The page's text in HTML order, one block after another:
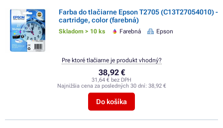
Farba do tlačiarne Epson T2705 (C13T27054010) -
cartridge, color (farebná)
Skladom > 10 ks Farebná Epson
38,92 €
31,64 € bez DPH
Najnižšia cena za posledných 30 dní: 38,92 €
Do košíka
Pre ktoré tlačiarne je produkt vhodný?